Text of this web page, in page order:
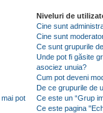
pot
Niveluri de
Cine sunt
Cine sunt
Ce sunt grupurile
Unde pot fi găsite
asociez unuia?
Cum pot deveni
De ce grupurile de
Ce este un “Grup
Ce este pagina